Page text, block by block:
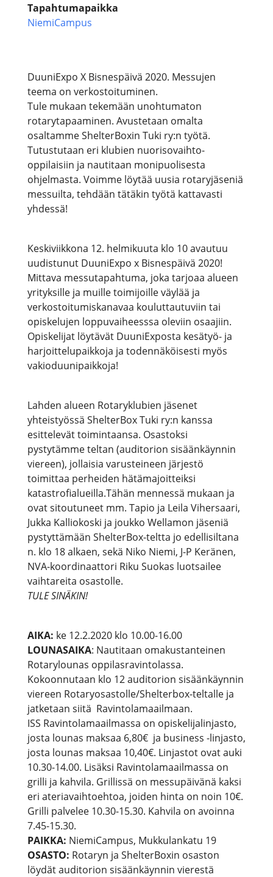
Tapahtumapaikka
NiemiCampus
DuuniExpo X Bisnespäivä 2020. Messujen
teema on verkostoituminen.
Tule mukaan tekemään unohtumaton
rotarytapaaminen. Avustetaan omalta
osaltamme ShelterBoxin Tuki ry:n työtä.
Tutustutaan eri klubien nuorisovaihto-
oppilaisiin ja nautitaan monipuolisesta
ohjelmasta. Voimme löytää uusia rotaryjäseniä
messuilta, tehdään tätäkin työtä kattavasti
yhdessä!
Keskiviikkona 12. helmikuuta klo 10 avautuu
uudistunut DuuniExpo x Bisnespäivä 2020!
Mittava messutapahtuma, joka tarjoaa alueen
yrityksille ja muille toimijoille väylää ja
verkostoitumiskanavaa kouluttautuviin tai
opiskelujen loppuvaiheesssa oleviin osaajiin.
Opiskelijat löytävät DuuniExposta kesätyö- ja
harjoittelupaikkoja ja todennäköisesti myös
vakioduunipaikkoja!
Lahden alueen Rotaryklubien jäsenet
yhteistyössä ShelterBox Tuki ry:n kanssa
esittelevät toimintaansa. Osastoksi
pystytämme teltan (auditorion sisäänkäynnin
viereen), jollaisia varusteineen järjestö
toimittaa perheiden hätämajoitteiksi
katastrofialueilla.Tähän mennessä mukaan ja
ovat sitoutuneet mm. Tapio ja Leila Vihersaari,
Jukka Kalliokoski ja joukko Wellamon jäseniä
pystyttämään ShelterBox-teltta jo edellisiltana
n. klo 18 alkaen, sekä Niko Niemi, J-P Keränen,
NVA-koordinaattori Riku Suokas luotsailee
vaihtareita osastolle.
TULE SINÄKIN!
AIKA: ke 12.2.2020 klo 10.00-16.00
LOUNASAIKA: Nautitaan omakustanteinen
Rotarylounas oppilasravintolassa.
Kokoonnutaan klo 12 auditorion sisäänkäynnin
viereen Rotaryosastolle/Shelterbox-teltalle ja
jatketaan siitä Ravintolamaailmaan.
ISS Ravintolamaailmassa on opiskelijalinjasto,
josta lounas maksaa 6,80€ ja business -linjasto,
josta lounas maksaa 10,40€. Linjastot ovat auki
10.30-14.00. Lisäksi Ravintolamaailmassa on
grilli ja kahvila. Grillissä on messupäivänä kaksi
eri ateriavaihtoehtoa, joiden hinta on noin 10€.
Grilli palvelee 10.30-15.30. Kahvila on avoinna
7.45-15.30.
PAIKKA: NiemiCampus, Mukkulankatu 19
OSASTO: Rotaryn ja ShelterBoxin osaston
löydät auditorion sisäänkäynnin vierestä